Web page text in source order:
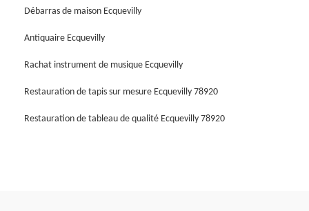
Débarras de maison Ecquevilly
Antiquaire Ecquevilly
Rachat instrument de musique Ecquevilly
Restauration de tapis sur mesure Ecquevilly 78920
Restauration de tableau de qualité Ecquevilly 78920